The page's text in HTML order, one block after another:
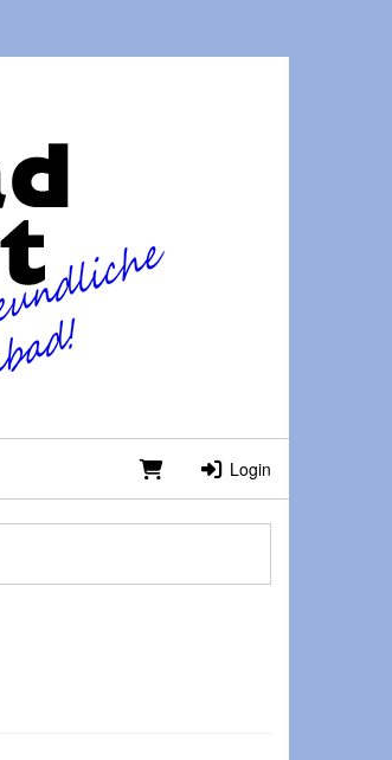
Login